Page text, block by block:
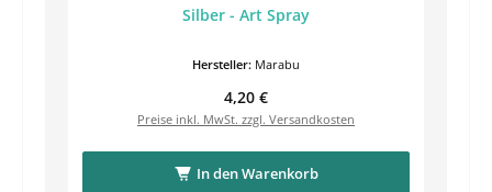
Silber - Art Spray
Hersteller: Marabu
Regulärer Preis:
4,20 €
Preise inkl. MwSt. zzgl. Versandkosten
In den Warenkorb